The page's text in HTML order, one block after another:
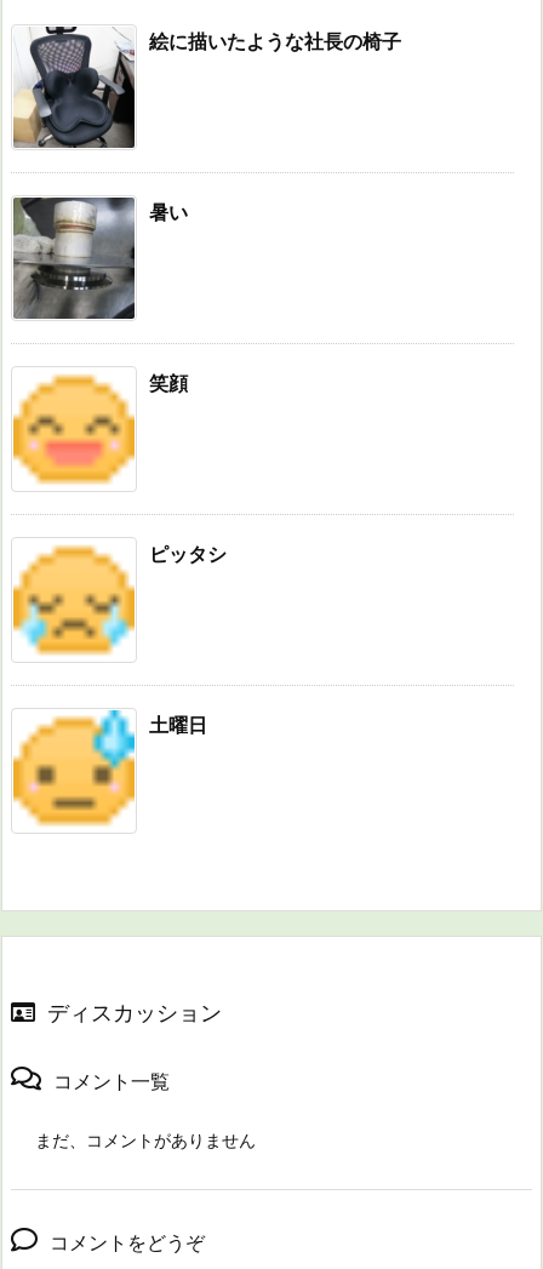
絵に描いたような社長の椅子
暑い
笑顔
ピッタシ
土曜日
ディスカッション
コメント一覧
まだ、コメントがありません
コメントをどうぞ